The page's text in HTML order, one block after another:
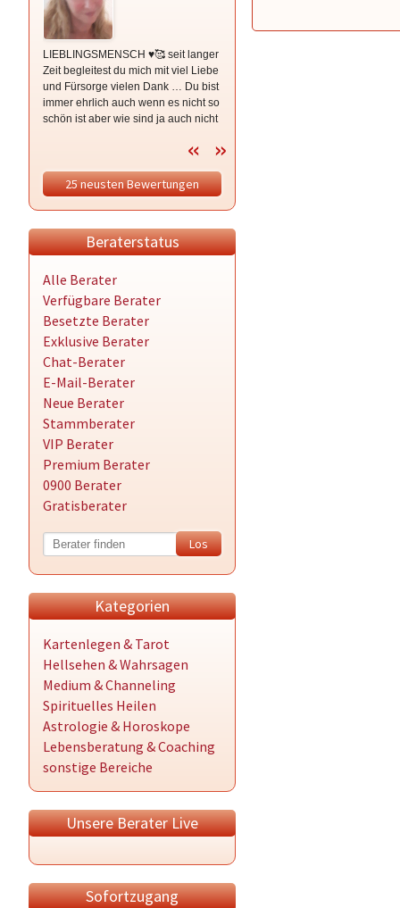
LIEBLINGSMENSCH ♥️🥰 seit langer
Zeit begleitest du mich mit viel Liebe
und Fürsorge vielen Dank … Du bist
immer ehrlich auch wenn es nicht so
schön ist aber wie sind ja auch nicht
isses 🥰 ganz lieben Dank für dein
mittlerweile Freundschaft hdl 😘
25 neusten Bewertungen
Beraterstatus
Alle Berater
Verfügbare Berater
Besetzte Berater
Exklusive Berater
Chat-Berater
E-Mail-Berater
Neue Berater
Stammberater
VIP Berater
Premium Berater
0900 Berater
Gratisberater
Kategorien
Kartenlegen & Tarot
Hellsehen & Wahrsagen
Medium & Channeling
Spirituelles Heilen
Astrologie & Horoskope
Lebensberatung & Coaching
sonstige Bereiche
Unsere Berater Live
Sofortzugang